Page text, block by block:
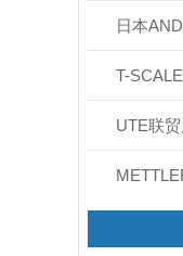
日本
T-
UTE联